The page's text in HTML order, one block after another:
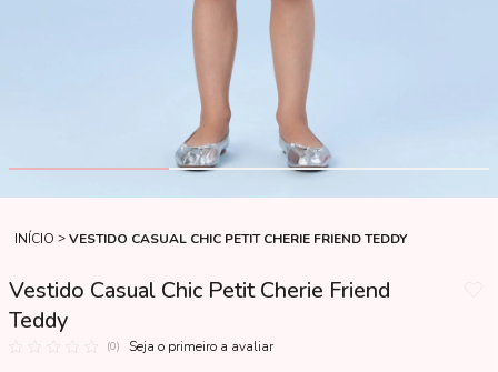
INÍCIO VESTIDO CASUAL CHIC PETIT CHERIE FRIEND TEDDY
Vestido Casual Chic Petit Cherie Friend
Teddy
(0) Seja o primeiro a avaliar